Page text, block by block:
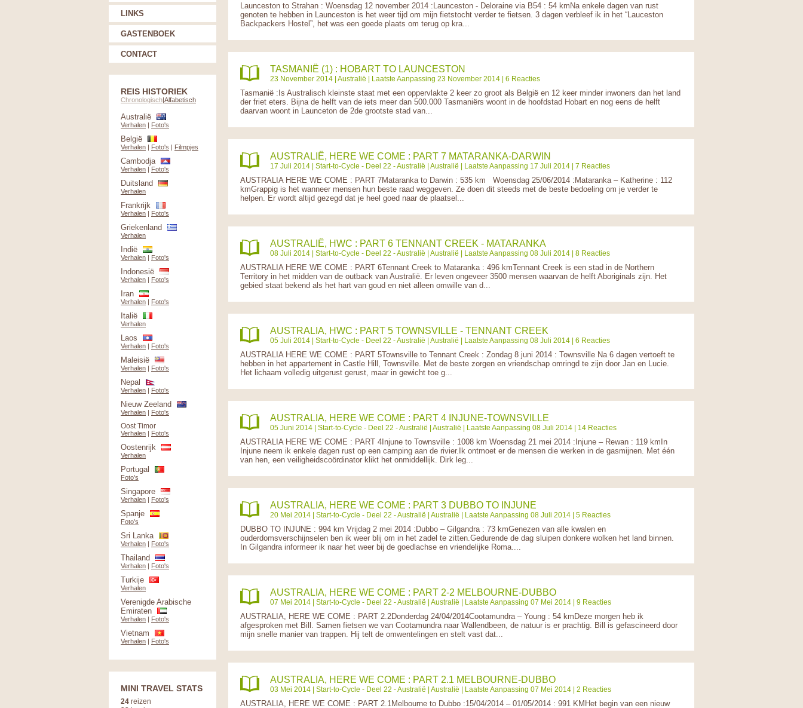
Launceston to Strahan : Woensdag 12 november 2014 :Launceston - Deloraine via B54 : 54 kmNa enkele dagen van rust
genoten te hebben in Launceston is het weer tijd om mijn fietstocht verder te fietsen. 3 dagen verbleef ik in het “Lauceston
Backpackers Hostel”, het was een goede plaats om terug op kra...
TASMANIË (1) : HOBART TO LAUNCESTON
23 November 2014 | Australië | Laatste Aanpassing 23 November 2014 | 6 Reacties
Tasmanië :Is Australisch kleinste staat met een oppervlakte 2 keer zo groot als België en 12 keer minder inwoners dan het land
der friet eters. Bijna de helft van de iets meer dan 500.000 Tasmaniërs woont in de hoofdstad Hobart en nog eens de helft
daarvan woont in Launceton de 2de grootste stad van...
AUSTRALIË, HERE WE COME : PART 7 MATARANKA-DARWIN
17 Juli 2014 | Start-to-Cycle - Deel 22 - Australië | Australië | Laatste Aanpassing 17 Juli 2014 | 7 Reacties
AUSTRALIA HERE WE COME : PART 7Mataranka to Darwin : 535 km Woensdag 25/06/2014 :Mataranka – Katherine : 112
kmGrappig is het wanneer mensen hun beste raad weggeven. Ze doen dit steeds met de beste bedoeling om je verder te
helpen. Er wordt altijd gezegd dat je heel goed naar de plaatsel...
AUSTRALIË, HWC : PART 6 TENNANT CREEK - MATARANKA
08 Juli 2014 | Start-to-Cycle - Deel 22 - Australië | Australië | Laatste Aanpassing 08 Juli 2014 | 8 Reacties
AUSTRALIA HERE WE COME : PART 6Tennant Creek to Mataranka : 496 kmTennant Creek is een stad in de Northern
Territory in het midden van de outback van Australië. Er leven ongeveer 3500 mensen waarvan de helft Aboriginals zijn. Het
gebied staat bekend als het hart van goud en niet alleen omwille van d...
AUSTRALIA, HWC : PART 5 TOWNSVILLE - TENNANT CREEK
05 Juli 2014 | Start-to-Cycle - Deel 22 - Australië | Australië | Laatste Aanpassing 08 Juli 2014 | 6 Reacties
AUSTRALIA HERE WE COME : PART 5Townsville to Tennant Creek : Zondag 8 juni 2014 : Townsville Na 6 dagen vertoeft te
hebben in het appartement in Castle Hill, Townsville. Met de beste zorgen en vriendschap omringd te zijn door Jan en Lucie.
Het lichaam volledig uitgerust gerust, maar in gewicht toe g...
AUSTRALIA, HERE WE COME : PART 4 INJUNE-TOWNSVILLE
05 Juni 2014 | Start-to-Cycle - Deel 22 - Australië | Australië | Laatste Aanpassing 08 Juli 2014 | 14 Reacties
AUSTRALIA HERE WE COME : PART 4Injune to Townsville : 1008 km Woensdag 21 mei 2014 :Injune – Rewan : 119 kmIn
Injune neem ik enkele dagen rust op een camping aan de rivier.Ik ontmoet er de mensen die werken in de gasmijnen. Met één
van hen, een veiligheidscoördinator klikt het onmiddellijk. Dirk leg...
AUSTRALIA, HERE WE COME : PART 3 DUBBO TO INJUNE
20 Mei 2014 | Start-to-Cycle - Deel 22 - Australië | Australië | Laatste Aanpassing 08 Juli 2014 | 5 Reacties
DUBBO TO INJUNE : 994 km Vrijdag 2 mei 2014 :Dubbo – Gilgandra : 73 kmGenezen van alle kwalen en
ouderdomsverschijnselen ben ik weer blij om in het zadel te zitten.Gedurende de dag sluipen donkere wolken het land binnen.
In Gilgandra informeer ik naar het weer bij de goedlachse en vriendelijke Roma....
AUSTRALIA, HERE WE COME : PART 2-2 MELBOURNE-DUBBO
07 Mei 2014 | Start-to-Cycle - Deel 22 - Australië | Australië | Laatste Aanpassing 07 Mei 2014 | 9 Reacties
AUSTRALIA, HERE WE COME : PART 2.2Donderdag 24/04/2014Cootamundra – Young : 54 kmDeze morgen heb ik
afgesproken met Bill. Samen fietsen we van Cootamundra naar Wallendbeen, de natuur is er prachtig. Bill is gefascineerd door
mijn snelle manier van trappen. Hij telt de omwentelingen en stelt vast dat...
AUSTRALIA, HERE WE COME : PART 2.1 MELBOURNE-DUBBO
03 Mei 2014 | Start-to-Cycle - Deel 22 - Australië | Australië | Laatste Aanpassing 07 Mei 2014 | 2 Reacties
AUSTRALIA, HERE WE COME : PART 2.1Melbourne to Dubbo :15/04/2014 – 01/05/2014 : 991 KMHet begin van een nieuw
LINKS
GASTENBOEK
CONTACT
REIS HISTORIEK
Chronologisch|Alfabetisch
Australië
Verhalen | Foto's
België
Verhalen | Foto's | Filmpjes
Cambodja
Verhalen | Foto's
Duitsland
Verhalen
Frankrijk
Verhalen | Foto's
Griekenland
Verhalen
Indië
Verhalen | Foto's
Indonesië
Verhalen | Foto's
Iran
Verhalen | Foto's
Italië
Verhalen
Laos
Verhalen | Foto's
Maleisië
Verhalen | Foto's
Nepal
Verhalen | Foto's
Nieuw Zeeland
Verhalen | Foto's
Oost Timor
Verhalen | Foto's
Oostenrijk
Verhalen
Portugal
Foto's
Singapore
Verhalen | Foto's
Spanje
Foto's
Sri Lanka
Verhalen | Foto's
Thailand
Verhalen | Foto's
Turkije
Verhalen
Verenigde Arabische
Emiraten
Verhalen | Foto's
Vietnam
Verhalen | Foto's
MINI TRAVEL STATS
24 reizen